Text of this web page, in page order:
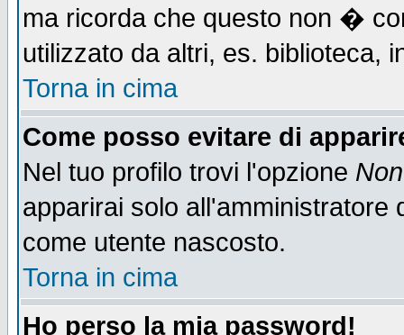
ma ricorda che questo non �
utilizzato da altri, es.
Torna in cima
Come posso evitare di
Nel tuo profilo trovi l'opzione
apparirai solo all'amministratore
come utente nascosto.
Torna in cima
Ho perso la mia password!